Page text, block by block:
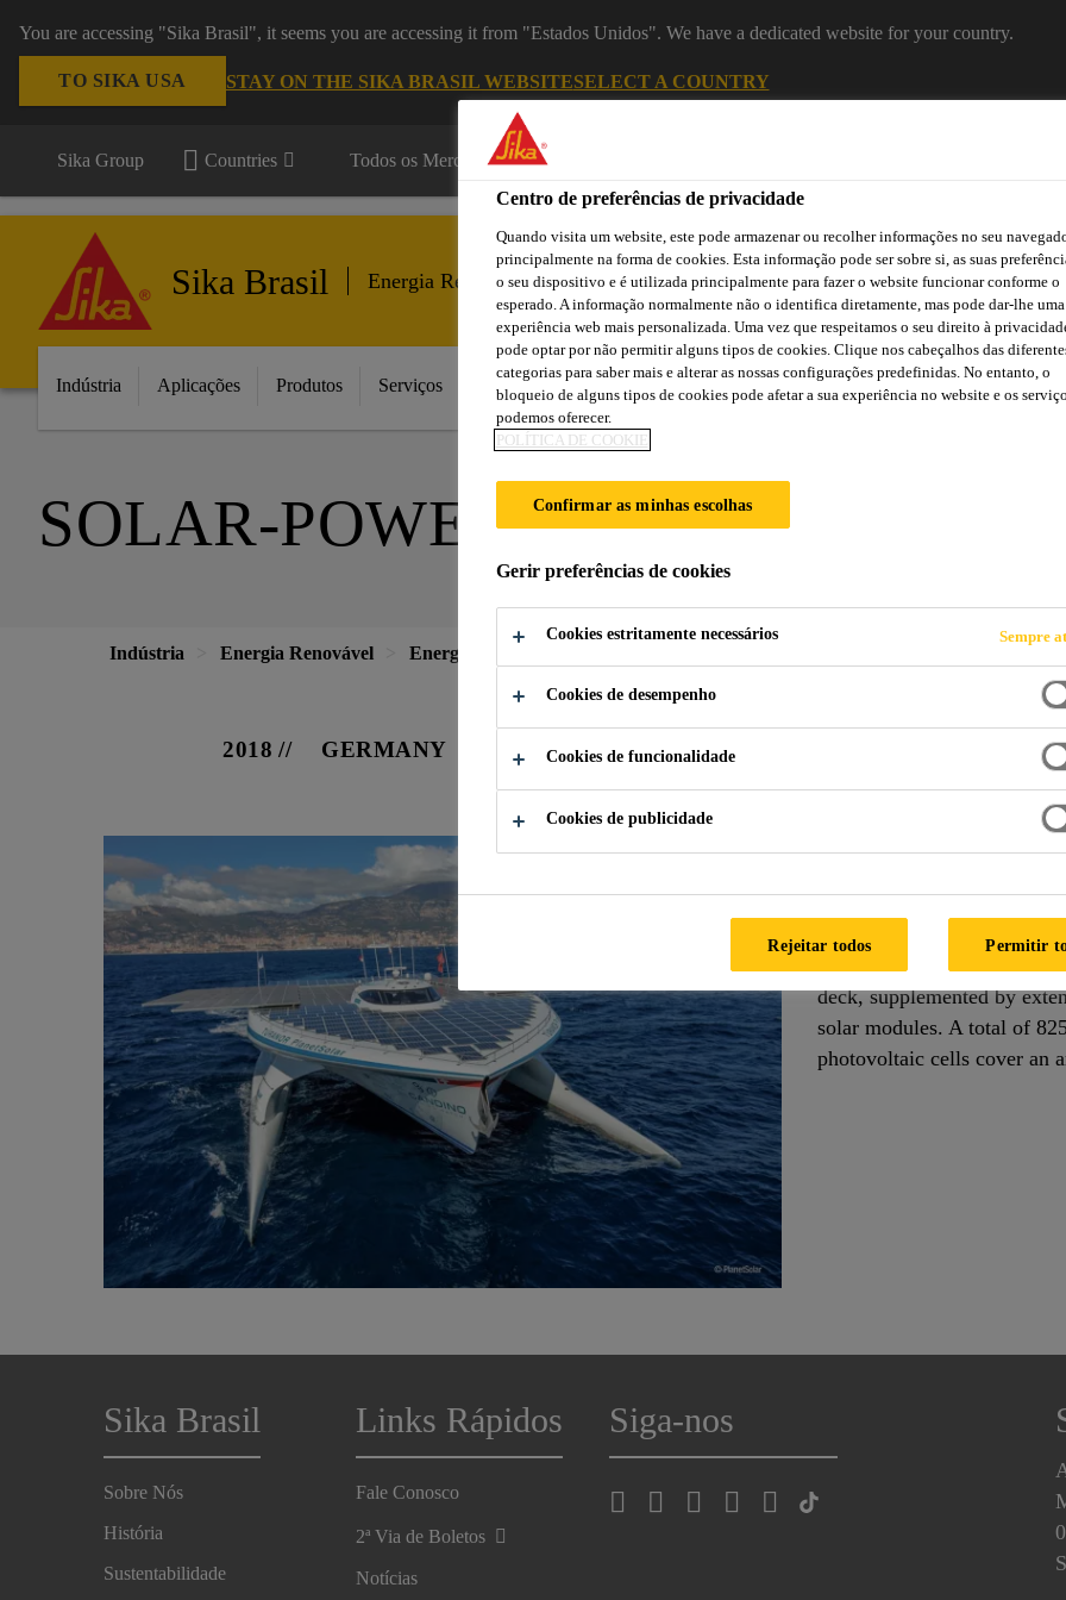
You are accessing "Sika Brasil", it seems you are accessing it from "Estados Unidos". We have a dedicated website for your country.
TO SIKA USA STAY ON THE SIKA BRASIL WEBSITESELECT A COUNTRY
Sika Group Countries Todos os Mercados
Sika Brasil Energia Renovável
Indústria Aplicações Produtos Serviços Inovação Atendimento Técnico Indústria Centro de Downloads
SOLAR-POWERED CATAMARAN
Indústria Energia Renovável Energia Solar
2018 GERMANY
Breakproof
The 31-meter-long solar-
by KNIERIM Yachtbau
made by Berlin solar
deck, supplemented by
solar modules. A total of
photovoltaic cells cover an
Sika Brasil
Sobre Nós
História
Sustentabilidade
Links Rápidos
Fale Conosco
2ª Via de Boletos
Notícias
Siga-nos
Centro de preferências de privacidade
Quando visita um website, este pode armazenar ou recolher informações no seu
principalmente na forma de cookies. Esta informação pode ser sobre si, as suas
o seu dispositivo e é utilizada principalmente para fazer o website funcionar conforme o
esperado. A informação normalmente não o identifica diretamente, mas pode dar-lhe uma
experiência web mais personalizada. Uma vez que respeitamos o seu direito à
pode optar por não permitir alguns tipos de cookies. Clique nos cabeçalhos das
categorias para saber mais e alterar as nossas configurações predefinidas. No entanto, o
bloqueio de alguns tipos de cookies pode afetar a sua experiência no website e os
podemos oferecer.
POLÍTICA DE COOKIE
Confirmar as minhas escolhas
Gerir preferências de cookies
Cookies estritamente necessários Sempre
Cookies de desempenho
Cookies de funcionalidade
Cookies de publicidade
Rejeitar todos Permitir